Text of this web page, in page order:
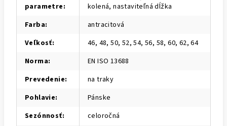
parametre:
kolená, nastaviteľná dĺžka
Farba:
antracitová
Veľkosť:
46, 48, 50, 52, 54, 56, 58, 60, 62, 64
Norma:
EN ISO 13688
Prevedenie:
na traky
Pohlavie:
Pánske
Sezónnosť:
celoročná